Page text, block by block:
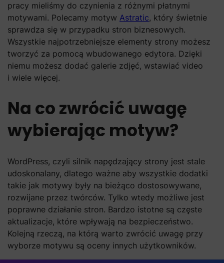
pracy mieliśmy do czynienia z różnymi płatnymi
motywami. Polecamy motyw Astratic, który świetnie
sprawdza się w przypadku stron biznesowych.
Wszystkie najpotrzebniejsze elementy strony możesz
tworzyć za pomocą wbudowanego edytora. Dzięki
niemu możesz dodać galerie zdjęć, wstawiać video
i wiele więcej.
Na co zwrócić uwagę
wybierając motyw?
WordPress, czyli silnik napędzający strony jest stale
udoskonalany, dlatego ważne aby wszystkie dodatki
takie jak motywy były na bieżąco dostosowywane,
rozwijane przez twórców. Tylko wtedy możliwe jest
poprawne działanie stron. Bardzo istotne są częste
aktualizacje, które wpływają na bezpieczeństwo.
Kolejną rzeczą, na którą warto zwrócić uwagę przy
wyborze motywu są oceny innych użytkowników.